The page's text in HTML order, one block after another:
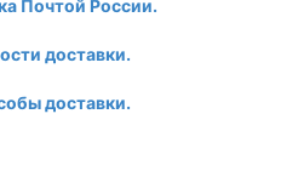
Почтой России.
доставки.
доставки.